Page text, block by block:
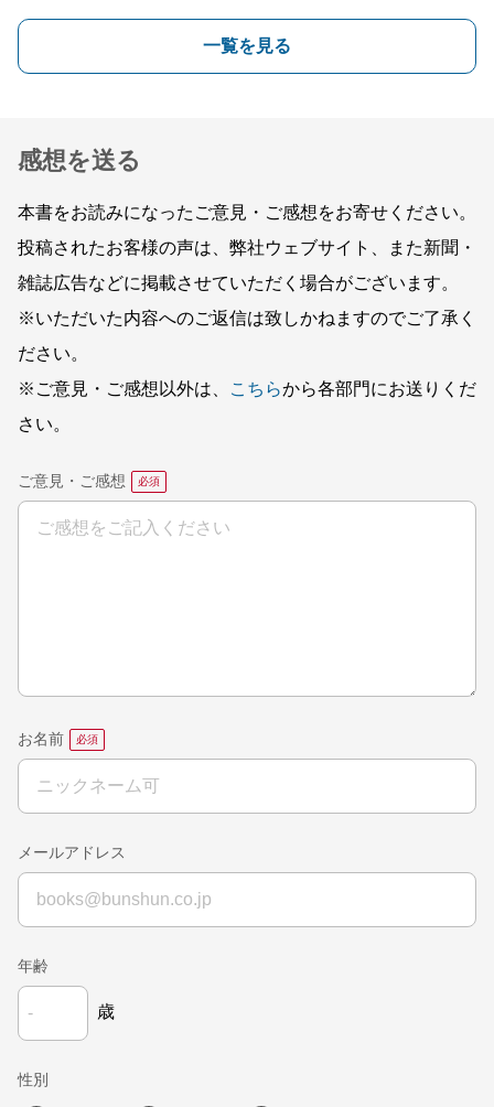
一覧を見る
感想を送る
本書をお読みになったご意見・ご感想をお寄せください。
投稿されたお客様の声は、弊社ウェブサイト、また新聞・
雑誌広告などに掲載させていただく場合がございます。
※いただいた内容へのご返信は致しかねますのでご了承く
ださい。
※ご意見・ご感想以外は、
こちらから各部門にお送りくだ
さい。
ご意見・ご感想
お名前
メールアドレス
年齢
歳
性別